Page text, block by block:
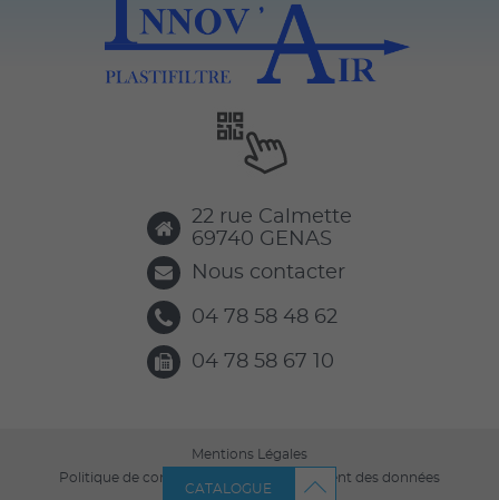
CATALOGUE
22 rue Calmette
69740 GENAS
Nous contacter
04 78 58 48 62
04 78 58 67 10
Mentions Légales
Politique de confidentialité et de traitement des données
personnelles